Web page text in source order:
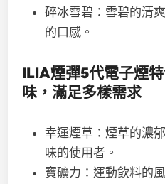
碎冰雪碧：雪碧的清
的口感。
ILIA煙彈5代電子煙
味，滿足多樣需求
幸運煙草：煙草的濃
味的使用者。
寶礦力：運動飲料的